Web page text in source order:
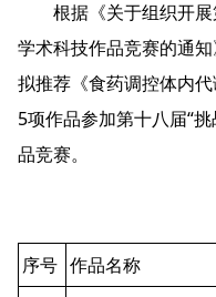
根据《关于组织开
学术科技作品竞赛的通
拟推荐《食药调控体内
5项作品参加第十八届“
品竞赛。
序号 作品名称